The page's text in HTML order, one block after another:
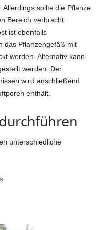
sollte die Pflanze
Bereich verbracht
ist ebenfalls
das Pflanzengefäß mit
werden. Alternativ kann
werden. Der
wird anschließend
enthält.
unterschiedliche